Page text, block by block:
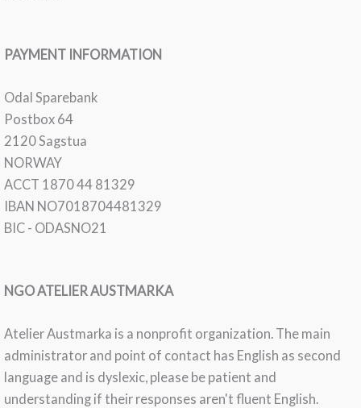
PAYMENT INFORMATION
Odal Sparebank
Postbox 64
2120 Sagstua
NORWAY
ACCT 1870 44 81329
IBAN NO7018704481329
BIC - ODASNO21
NGO ATELIER AUSTMARKA
Atelier Austmarka is a nonprofit organization. The main
administrator and point of contact has English as second
language and is dyslexic, please be patient and
understanding if their responses aren't fluent English.